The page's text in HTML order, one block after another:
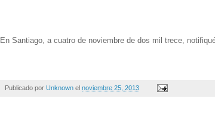
En Santiago, a cuatro de noviembre de dos mil trece,
Publicado por Unknown el noviembre 25, 2013